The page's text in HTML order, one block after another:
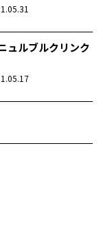
ュルブルクリンク